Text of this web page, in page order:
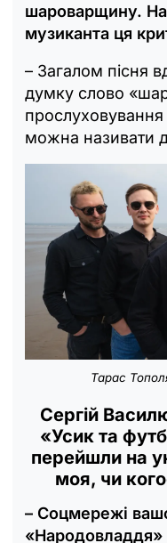
шароварщину.
музиканта ця
– Загалом пісня
думку слово
прослуховування
можна називати
Тарас
Сергій
«Усик та
перейшли на
моя, чи
– Соцмережі
«Народовладдя»